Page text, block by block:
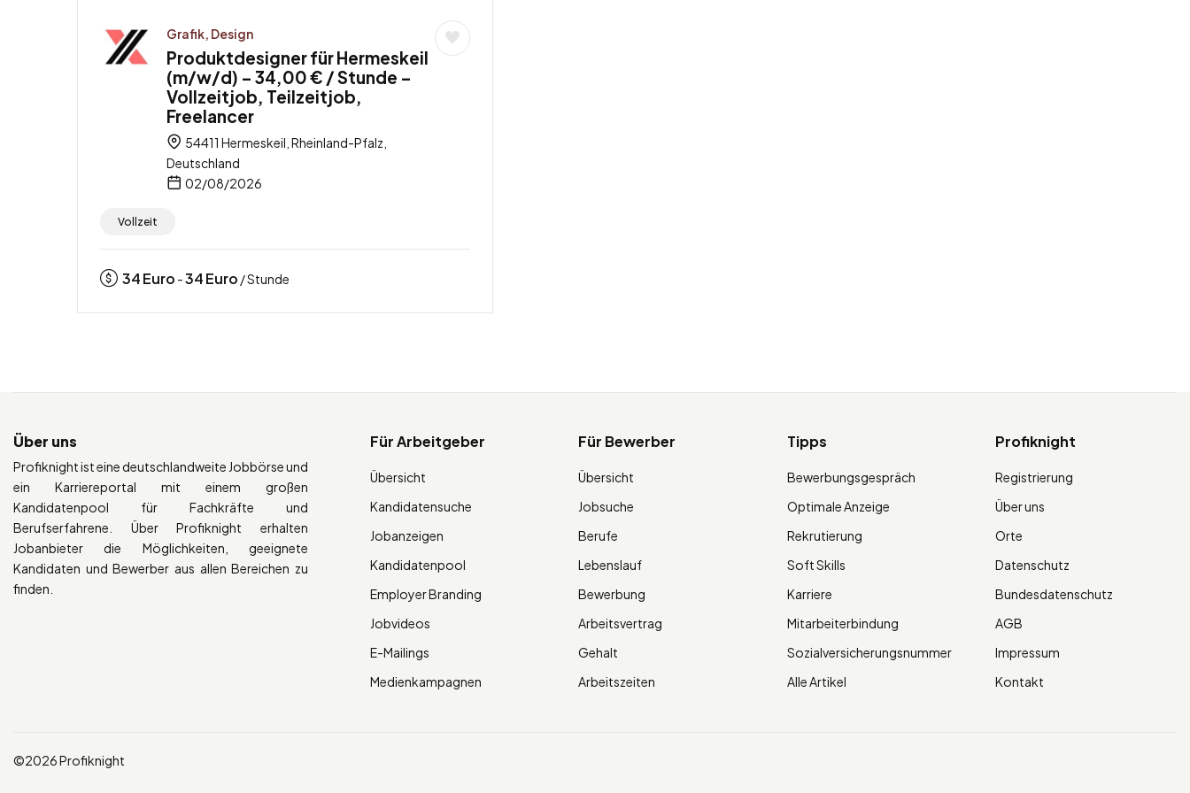
Grafik, Design
Produktdesigner für Hermeskeil
(m/w/d) – 34,00 € / Stunde –
Vollzeitjob, Teilzeitjob,
Freelancer
54411 Hermeskeil, Rheinland-Pfalz,
Deutschland
02/08/2026
Vollzeit
34Euro -34Euro / Stunde
Über uns
Profiknight ist eine deutschlandweite Jobbörse und
ein Karriereportal mit einem großen
Kandidatenpool für Fachkräfte und
Berufserfahrene. Über Profiknight erhalten
Jobanbieter die Möglichkeiten, geeignete
Kandidaten und Bewerber aus allen Bereichen zu
finden.
Für Arbeitgeber
Übersicht
Kandidatensuche
Jobanzeigen
Kandidatenpool
Employer Branding
Jobvideos
E-Mailings
Medienkampagnen
Für Bewerber
Übersicht
Jobsuche
Berufe
Lebenslauf
Bewerbung
Arbeitsvertrag
Gehalt
Arbeitszeiten
Tipps
Bewerbungsgespräch
Optimale Anzeige
Rekrutierung
Soft Skills
Karriere
Mitarbeiterbindung
Sozialversicherungsnummer
Alle Artikel
Profiknight
Registrierung
Über uns
Orte
Datenschutz
Bundesdatenschutz
AGB
Impressum
Kontakt
©2026 Profiknight